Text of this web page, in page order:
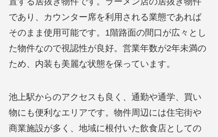
であり、カウンター席を利用される業態であれば
そのまま使用可能です。1階路面の間口が広々とし
た物件なので視認性が良好。営業年数が2年未満の
ため、内装も美麗な状態を保っています。
池上駅からのアクセスも良く、通勤や通学、買い
物にも便利なエリアです。物件周辺には住宅街や
商業施設が多く、地域に根付いた飲食店としての